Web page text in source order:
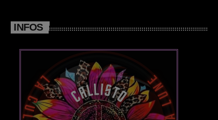
Featured
French touch
Highlights
Music
News
INFOS